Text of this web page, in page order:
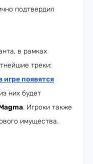
подтвердил
в рамках
треки:
игре появятся
них будет
. Игроки также
имущества.